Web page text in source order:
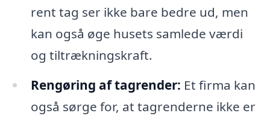
rent tag ser ikke bare bedre ud, men
kan også øge husets samlede værdi
og tiltrækningskraft.
Rengøring af tagrender: Et firma kan
også sørge for, at tagrenderne ikke er